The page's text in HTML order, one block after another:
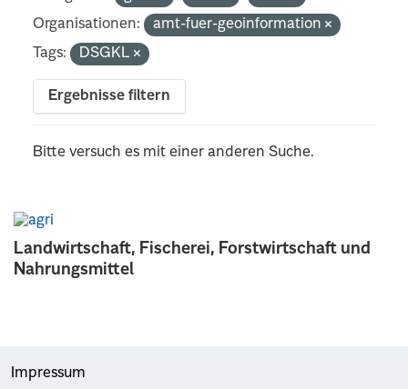
Landwirtschaft, Fischerei, Forstwirtschaft und
Nahrungsmittel
Organisationen:
amt-fuer-geoinformation
Tags:
DSGKL
Ergebnisse filtern
Bitte versuch es mit einer anderen Suche.
Impressum